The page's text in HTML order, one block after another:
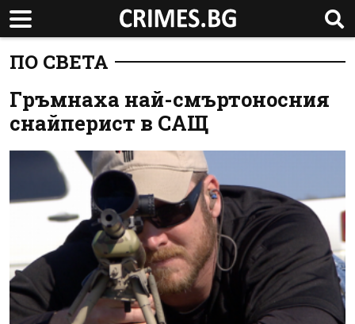
ПО СВЕТА
Гръмнаха най-смъртоносния
снайперист в САЩ